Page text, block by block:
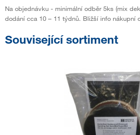
Na objednávku - minimální odběr 5ks (mix
dodání cca 10 – 11 týdnů. Bližší info nákupní
Související sortiment